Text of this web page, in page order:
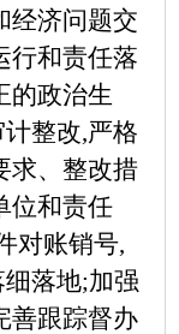
经济问题交
行和责任落
的政治生
整改,严格
求、整改措
位和责任
对账销号,
落地;加强
善跟踪督办